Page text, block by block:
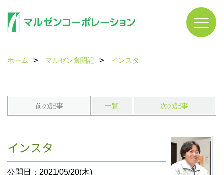
ホーム マルゼン奮闘記 インスタ
前の記事 一覧 次の記事
インスタ
公開日：2021/05/20(木)